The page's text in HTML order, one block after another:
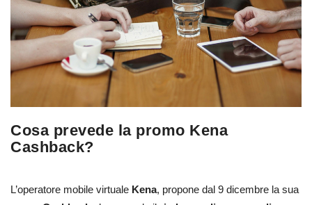
Cosa prevede la promo Kena
Cashback?
L’operatore mobile virtuale Kena, propone dal 9 dicembre la sua